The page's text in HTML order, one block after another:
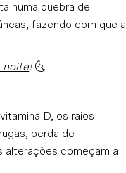
numa quebra de
fazendo com que a
noite!🌜
D, os raios
perda de
alterações começam a